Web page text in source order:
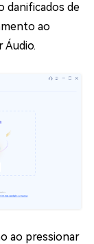
danificados de
ao
Áudio.
ao pressionar